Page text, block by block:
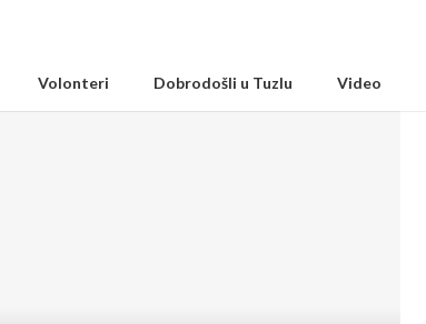
Volonteri Dobrodošli u Tuzlu Video